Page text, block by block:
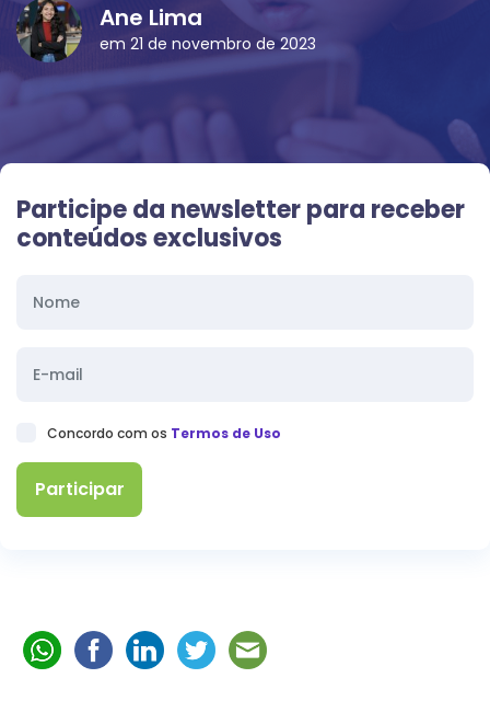
Ane Lima
em 21 de novembro de 2023
Participe da newsletter para receber
conteúdos exclusivos
Concordo com os Termos de Uso